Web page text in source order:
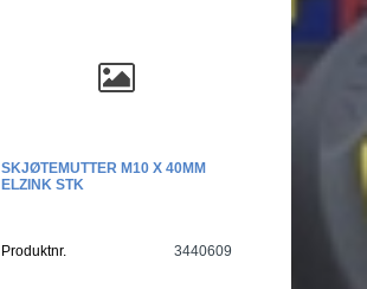
SKJØTEMUTTER M10 X 40MM
ELZINK STK
Produktnr. 3440609